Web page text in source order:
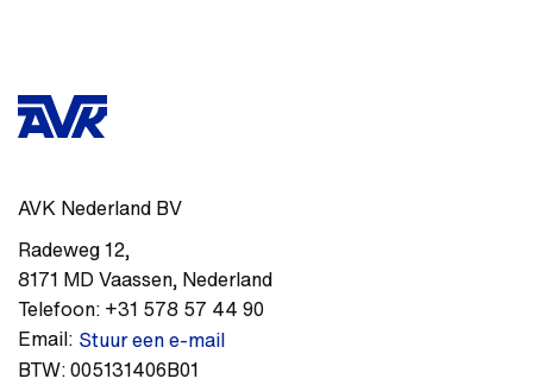
AVK Nederland BV
Radeweg 12,
8171 MD Vaassen, Nederland
Telefoon: +31 578 57 44 90
Email: Stuur een e-mail
BTW:005131406B01